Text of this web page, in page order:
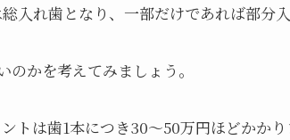
入れ歯となり、一部だけであれば部分入
かを考えてみましょう。
トは歯1本につき30～50万円ほどかかり